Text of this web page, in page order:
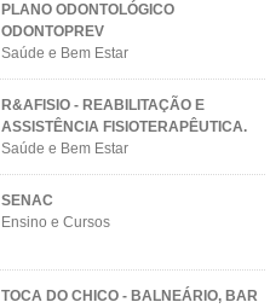
PLANO ODONTOLÓGICO
ODONTOPREV
Saúde e Bem Estar
R&AFISIO - REABILITAÇÃO E
ASSISTÊNCIA FISIOTERAPÊUTICA.
Saúde e Bem Estar
SENAC
Ensino e Cursos
TOCA DO CHICO - BALNEÁRIO, BAR